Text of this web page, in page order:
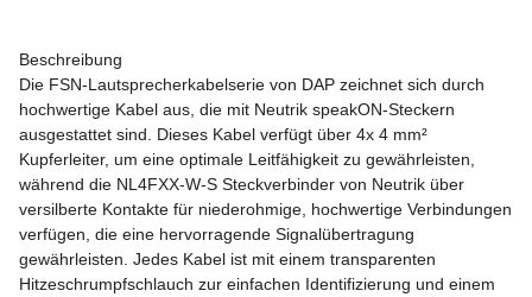
Beschreibung
Die FSN-Lautsprecherkabelserie von DAP zeichnet sich durch
hochwertige Kabel aus, die mit Neutrik speakON-Steckern
ausgestattet sind. Dieses Kabel verfügt über 4x 4 mm²
Kupferleiter, um eine optimale Leitfähigkeit zu gewährleisten,
während die NL4FXX-W-S Steckverbinder von Neutrik über
versilberte Kontakte für niederohmige, hochwertige Verbindungen
verfügen, die eine hervorragende Signalübertragung
gewährleisten. Jedes Kabel ist mit einem transparenten
Hitzeschrumpfschlauch zur einfachen Identifizierung und einem